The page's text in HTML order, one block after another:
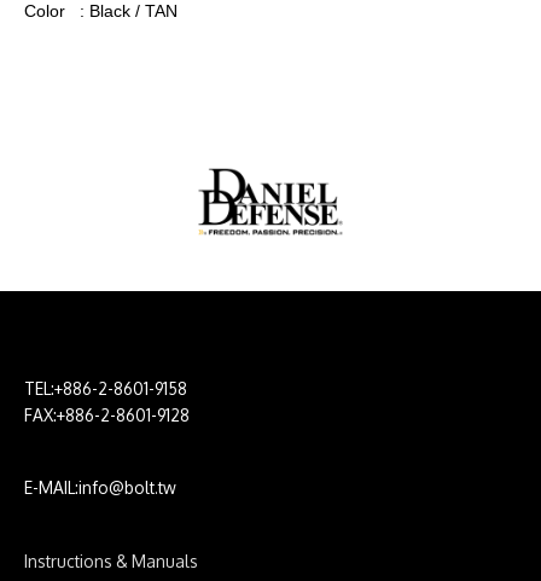
Color : Black / TAN
TEL:+886-2-8601-9158
FAX:+886-2-8601-9128
E-MAIL:info@bolt.tw
Instructions & Manuals